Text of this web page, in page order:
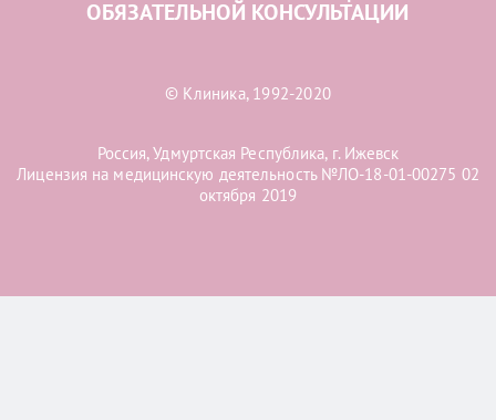
ОБЯЗАТЕЛЬНОЙ КОНСУЛЬТАЦИИ
© Клиника, 1992-2020
Россия, Удмуртская Республика, г. Ижевск
Лицензия на медицинскую деятельность №ЛО-18-01-00275 02
октября 2019